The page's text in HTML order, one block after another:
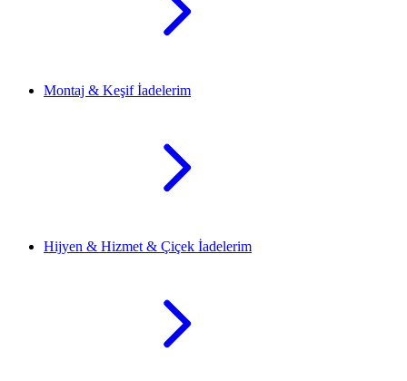
Montaj & Keşif İadelerim
Hijyen & Hizmet & Çiçek İadelerim